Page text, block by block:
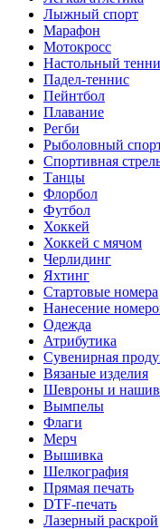
Лыжный спорт
Марафон
Мотокросс
Настольный
Падел-теннис
Пейнтбол
Плавание
Регби
Рыболовный
Спортивная
Танцы
Флорбол
Футбол
Хоккей
Хоккей с мячом
Черлидинг
Яхтинг
Стартовые номера
Нанесение
Одежда
Атрибутика
Сувенирная
Вязаные изделия
Шевроны и
Вымпелы
Флаги
Мерч
Вышивка
Шелкография
Прямая печать
DTF-печать
Лазерный раскрой